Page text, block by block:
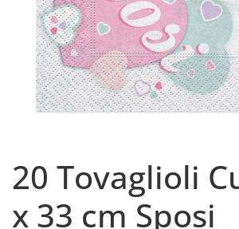
20 Tovaglioli
x 33 cm Sposi